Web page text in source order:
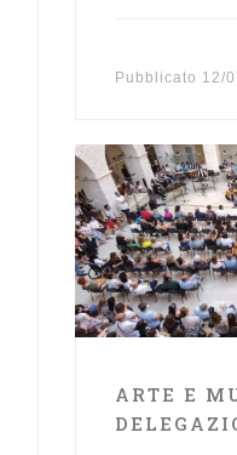
Pubblicato 12/
ARTE E